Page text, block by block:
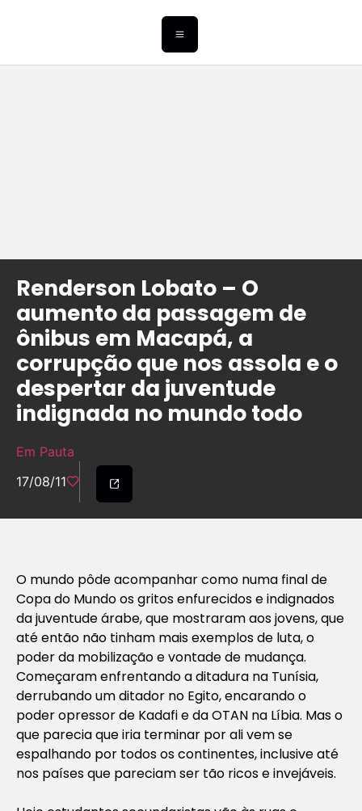
Renderson Lobato – O
aumento da passagem de
ônibus em Macapá, a
corrupção que nos assola e o
despertar da juventude
indignada no mundo todo
Em Pauta
17/08/11
O mundo pôde acompanhar como numa final de
Copa do Mundo os gritos enfurecidos e indignados
da juventude árabe, que mostraram aos jovens, que
até então não tinham mais exemplos de luta, o
poder da mobilização e vontade de mudança.
Começaram enfrentando a ditadura na Tunísia,
derrubando um ditador no Egito, encarando o
poder opressor de Kadafi e da OTAN na Líbia. Mas o
que parecia que iria terminar por ali vem se
espalhando por todos os continentes, inclusive até
nos países que pareciam ser tão ricos e invejáveis.